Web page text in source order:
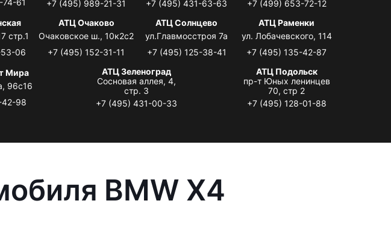
+7 (495) 989-21-31
+7 (495) 431-63-63
+7 (499) 653-72-12
стр.1
06
АТЦ Очаково
Очаковское ш., 10к2с2
+7 (495) 152-31-11
АТЦ Солнцево
ул.Главмосстроя 7а
+7 (495) 125-38-41
АТЦ Раменки
ул. Лобачевского, 114
+7 (495) 135-42-87
Мира
96с16
42-98
АТЦ Зеленоград
Сосновая аллея, 4,
стр. 3
+7 (495) 431-00-33
АТЦ Подольск
пр-т Юных ленинцев
70, стр 2
+7 (495) 128-01-88
BMW X4